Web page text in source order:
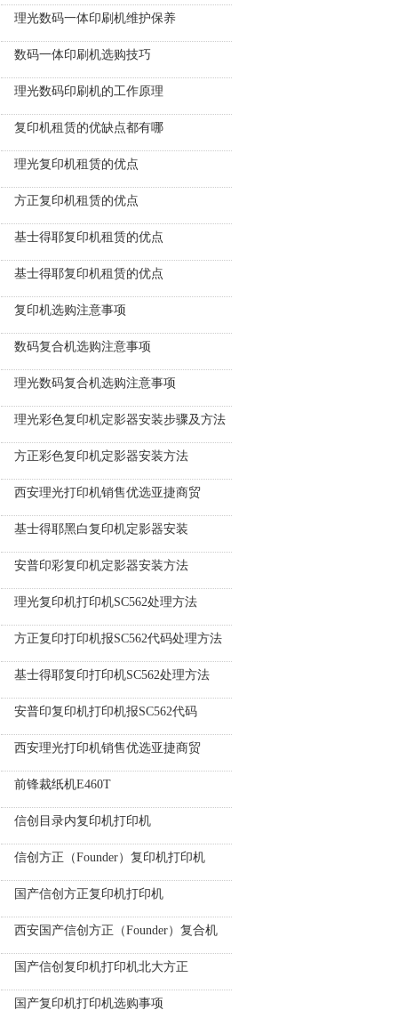
理光数码一体印刷机维护保养
数码一体印刷机选购技巧
理光数码印刷机的工作原理
复印机租赁的优缺点都有哪
理光复印机租赁的优点
方正复印机租赁的优点
基士得耶复印机租赁的优点
基士得耶复印机租赁的优点
复印机选购注意事项
数码复合机选购注意事项
理光数码复合机选购注意事项
理光彩色复印机定影器安装步骤及方法
方正彩色复印机定影器安装方法
西安理光打印机销售优选亚捷商贸
基士得耶黑白复印机定影器安装
安普印彩复印机定影器安装方法
理光复印机打印机SC562处理方法
方正复印打印机报SC562代码处理方法
基士得耶复印打印机SC562处理方法
安普印复印机打印机报SC562代码
西安理光打印机销售优选亚捷商贸
前锋裁纸机E460T
信创目录内复印机打印机
信创方正（Founder）复印机打印机
国产信创方正复印机打印机
西安国产信创方正（Founder）复合机
国产信创复印机打印机北大方正
国产复印机打印机选购事项